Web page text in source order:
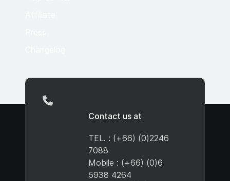
Contact us at
TEL. : (+66) (0)2246
7088
Mobile : (+66) (0)6
5938 4264